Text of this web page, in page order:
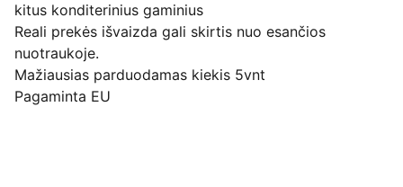
kitus konditerinius gaminius
Reali prekės išvaizda gali skirtis nuo esančios
nuotraukoje.
Mažiausias parduodamas kiekis 5vnt
Pagaminta EU